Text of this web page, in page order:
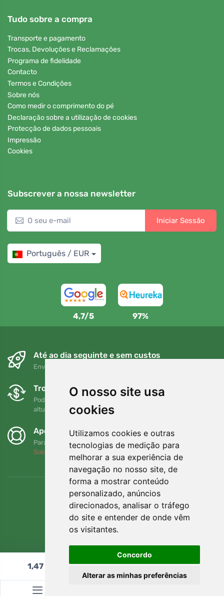
O nosso site usa
cookies
Utilizamos cookies e outras
tecnologias de medição para
melhorar a sua experiência de
navegação no nosso site, de
forma a mostrar conteúdo
personalizado, anúncios
direcionados, analisar o tráfego
do site e entender de onde vêm
os visitantes.
Concordo
Alterar as minhas preferências
Tudo sobre a compra
Transporte e pagamento
Trocas, Devoluções e Reclamações
Programa de fidelidade
Contacto
Termos e Condições
Sobre nós
Como medir o comprimento do pé
Declaração sobre a utilização de cookies
Protecção de dados pessoais
Impressão
Cookies
Subscrever a nossa newsletter
Iniciar Sessão
Português / EUR
4,7/5 97%
Até ao dia seguinte e sem custos
Envio gratuito para encomendas superiores a 80 EUR
Trocas e devoluções gratuitas
Pode devolver ou trocar a sua encomenda em qualquer
altura no prazo de 90 dias
Apoiamos a Trees.org
Para cada encomenda plantamos uma árvore! Leia mais
Sobre nós
1,47€ Adicionar ao carrinho